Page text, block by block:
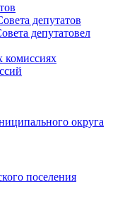
депутатов
депутатовел
комиссиях
округа
поселения